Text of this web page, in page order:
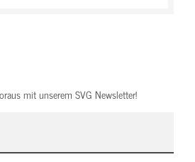
mit unserem SVG Newsletter!